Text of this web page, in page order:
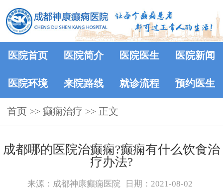
医院首页 医院简介 医院医生 医院新闻
医院环境 来院路线 就诊流程 预约医生
首页 >> 癫痫治疗 >> 正文
成都哪的医院治癫痫?癫痫有什么饮食治
疗办法?
来源：成都神康癫痫医院 日期：2021-08-02